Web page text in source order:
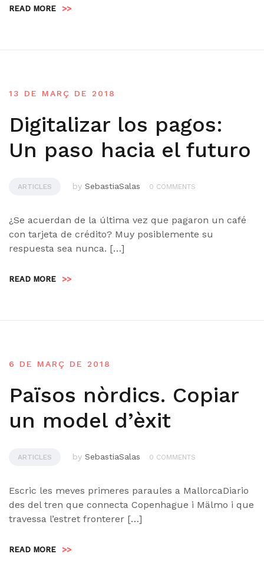
READ MORE >>
13 DE MARÇ DE 2018
Digitalizar los pagos:
Un paso hacia el futuro
ARTICLES by SebastiaSalas 0 COMMENTS
¿Se acuerdan de la última vez que pagaron un café
con tarjeta de crédito? Muy posiblemente su
respuesta sea nunca. […]
READ MORE >>
6 DE MARÇ DE 2018
Països nòrdics. Copiar
un model d’èxit
ARTICLES by SebastiaSalas 0 COMMENTS
Escric les meves primeres paraules a MallorcaDiario
des del tren que connecta Copenhague i Mälmo i que
travessa l’estret fronterer […]
READ MORE >>